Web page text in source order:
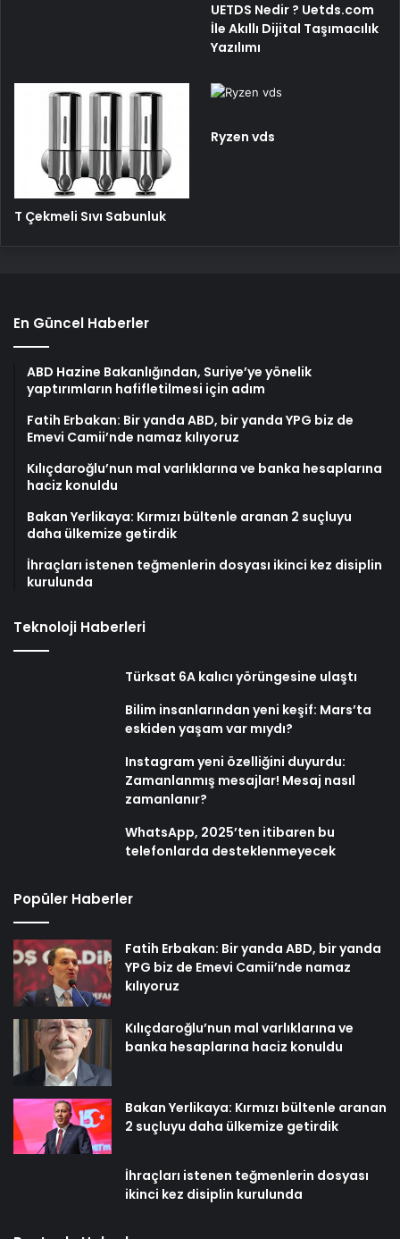
UETDS Nedir ? Uetds.com
İle Akıllı Dijital Taşımacılık
Yazılımı
T Çekmeli Sıvı Sabunluk
Ryzen vds
En Güncel Haberler
ABD Hazine Bakanlığından, Suriye’ye yönelik
yaptırımların hafifletilmesi için adım
Fatih Erbakan: Bir yanda ABD, bir yanda YPG biz de
Emevi Camii’nde namaz kılıyoruz
Kılıçdaroğlu’nun mal varlıklarına ve banka hesaplarına
haciz konuldu
Bakan Yerlikaya: Kırmızı bültenle aranan 2 suçluyu
daha ülkemize getirdik
İhraçları istenen teğmenlerin dosyası ikinci kez disiplin
kurulunda
Teknoloji Haberleri
Türksat 6A kalıcı yörüngesine ulaştı
Bilim insanlarından yeni keşif: Mars’ta
eskiden yaşam var mıydı?
Instagram yeni özelliğini duyurdu:
Zamanlanmış mesajlar! Mesaj nasıl
zamanlanır?
WhatsApp, 2025’ten itibaren bu
telefonlarda desteklenmeyecek
Popüler Haberler
Fatih Erbakan: Bir yanda ABD, bir yanda
YPG biz de Emevi Camii’nde namaz
kılıyoruz
Kılıçdaroğlu’nun mal varlıklarına ve
banka hesaplarına haciz konuldu
Bakan Yerlikaya: Kırmızı bültenle aranan
2 suçluyu daha ülkemize getirdik
İhraçları istenen teğmenlerin dosyası
ikinci kez disiplin kurulunda